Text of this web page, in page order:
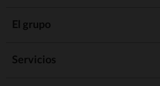
El grupo
Servicios